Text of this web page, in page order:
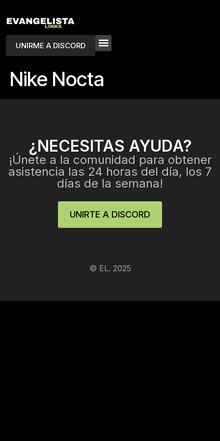
UNIRME A DISCORD
Nike Nocta
¿NECESITAS AYUDA?
¡Únete a la comunidad para obtener
asistencia las 24 horas del día, los 7
días de la semana!
UNIRTE A DISCORD
© EL. 2025